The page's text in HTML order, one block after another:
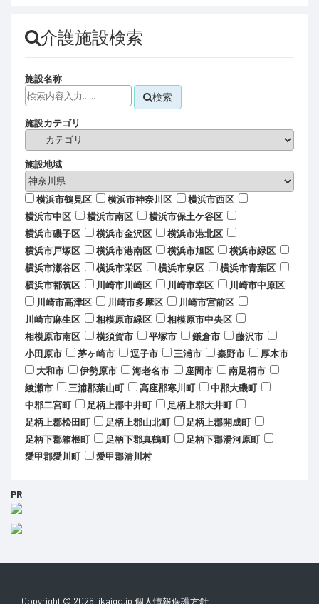
介護施設検索
施設名称
検索
施設カテゴリ
施設地域
横浜市鶴見区 横浜市神奈川区
横浜市西区
横浜市中区
横浜市南区
横浜市保土ケ谷区
横浜市磯子区
横浜市金沢区
横浜市港北区
横浜市戸塚区
横浜市港南区 横浜市旭区
横浜市緑区
横浜市瀬谷区
横浜市栄区 横浜市泉区
横浜市青葉区
横浜市都筑区
川崎市川崎区 川崎市幸区
川崎市中原区
川崎市高津区
川崎市多摩区
川崎市宮前区
川崎市麻生区
相模原市緑区
相模原市中央区
相模原市南区
横須賀市 平塚市 鎌倉市
藤沢市
小田原市
茅ヶ崎市 逗子市 三浦市 秦野市
厚木市
大和市
伊勢原市 海老名市 座間市
南足柄市
綾瀬市
三浦郡葉山町 高座郡寒川町
中郡大磯町
中郡二宮町
足柄上郡中井町
足柄上郡大井町
足柄上郡松田町
足柄上郡山北町
足柄上郡開成町
足柄下郡箱根町
足柄下郡真鶴町
足柄下郡湯河原町
愛甲郡愛川町
愛甲郡清川村
PR
Copyright © 2026. ikaigo.jp 個人情報保護方針